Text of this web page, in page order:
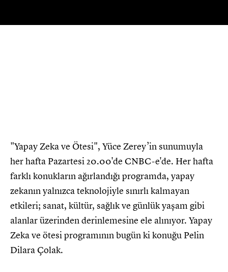
"Yapay Zeka ve Ötesi", Yüce Zerey’in sunumuyla
her hafta Pazartesi 20.00'de CNBC-e'de. Her hafta
farklı konukların ağırlandığı programda, yapay
zekanın yalnızca teknolojiyle sınırlı kalmayan
etkileri; sanat, kültür, sağlık ve günlük yaşam gibi
alanlar üzerinden derinlemesine ele alınıyor. Yapay
Zeka ve ötesi programının bugün ki konuğu Pelin
Dilara Çolak.